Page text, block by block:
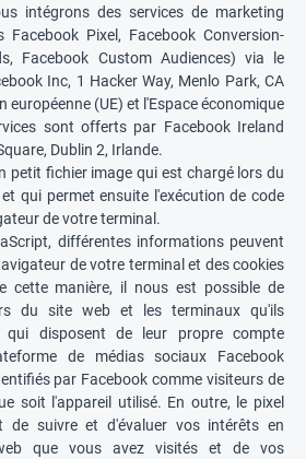
intégrons des services de marketing
Facebook Pixel, Facebook Conversion-
Facebook Custom Audiences) via le
Inc, 1 Hacker Way, Menlo Park, CA
européenne (UE) et l'Espace économique
sont offerts par Facebook Ireland
Dublin 2, Irlande.
petit fichier image qui est chargé lors du
qui permet ensuite l'exécution de code
de votre terminal.
différentes informations peuvent
de votre terminal et des cookies
cette manière, il nous est possible de
du site web et les terminaux qu'ils
qui disposent de leur propre compte
de médias sociaux Facebook
par Facebook comme visiteurs de
soit l'appareil utilisé. En outre, le pixel
de suivre et d'évaluer vos intérêts en
que vous avez visités et de vos